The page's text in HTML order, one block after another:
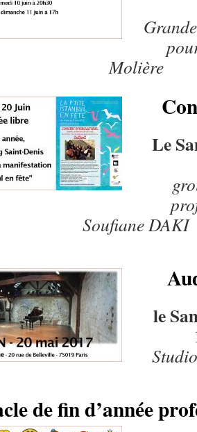
Molière
Le
Soufiane DAKI
le
de fin d’année